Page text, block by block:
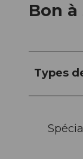
Bon à
Types